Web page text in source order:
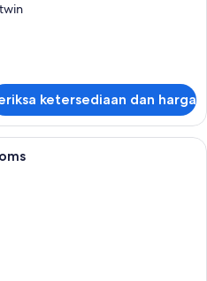
ketersediaan dan harga
3 Bedroom Premier, 3 Bedrooms |